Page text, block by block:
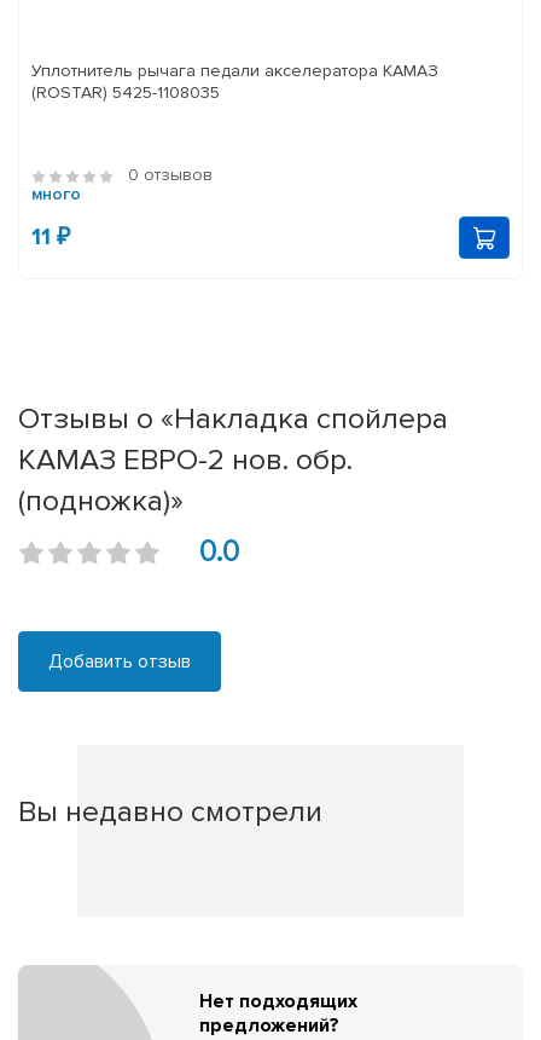
Уплотнитель рычага педали акселератора КАМАЗ
(ROSTAR) 5425-1108035
0 отзывов
много
11 ₽
Отзывы о «Накладка спойлера
КАМАЗ ЕВРО-2 нов. обр.
(подножка)»
0.0
Добавить отзыв
Вы недавно смотрели
Нет подходящих
предложений?